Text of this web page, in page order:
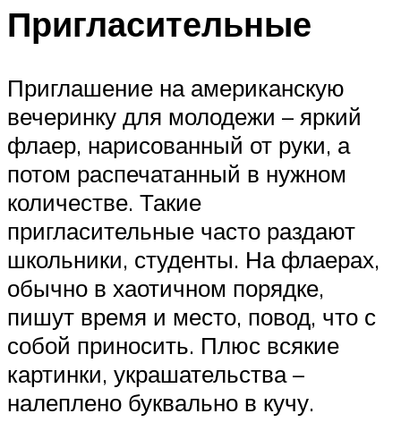
Пригласительные
Приглашение на американскую
вечеринку для молодежи – яркий
флаер, нарисованный от руки, а
потом распечатанный в нужном
количестве. Такие
пригласительные часто раздают
школьники, студенты. На флаерах,
обычно в хаотичном порядке,
пишут время и место, повод, что с
собой приносить. Плюс всякие
картинки, украшательства –
налеплено буквально в кучу.